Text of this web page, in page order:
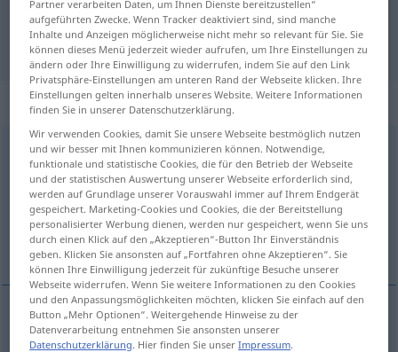
"Gässchen" Spanisch Übersetzung
„Gässchen“: Neutrum
Gässchen [ˈgɛsçən]n <Gässchens ;Gässchen>
Übersicht aller Übersetzungen
(Für mehr Details die Übersetzung anklicken/antippen)
callejuela
callejuelaf Gässchen
Partner verarbeiten Daten, um Ihnen Dienste bereitzustellen“
aufgeführten Zwecke. Wenn Tracker deaktiviert sind, sind manche
Inhalte und Anzeigen möglicherweise nicht mehr so relevant für Sie. Sie
können dieses Menü jederzeit wieder aufrufen, um Ihre Einstellungen zu
ändern oder Ihre Einwilligung zu widerrufen, indem Sie auf den Link
Privatsphäre-Einstellungen am unteren Rand der Webseite klicken. Ihre
Einstellungen gelten innerhalb unseres Website. Weitere Informationen
finden Sie in unserer Datenschutzerklärung.
Wir verwenden Cookies, damit Sie unsere Webseite bestmöglich nutzen
und wir besser mit Ihnen kommunizieren können. Notwendige,
funktionale und statistische Cookies, die für den Betrieb der Webseite
und der statistischen Auswertung unserer Webseite erforderlich sind,
werden auf Grundlage unserer Vorauswahl immer auf Ihrem Endgerät
gespeichert. Marketing-Cookies und Cookies, die der Bereitstellung
personalisierter Werbung dienen, werden nur gespeichert, wenn Sie uns
durch einen Klick auf den „Akzeptieren“-Button Ihr Einverständnis
geben. Klicken Sie ansonsten auf „Fortfahren ohne Akzeptieren“. Sie
können Ihre Einwilligung jederzeit für zukünftige Besuche unserer
Webseite widerrufen. Wenn Sie weitere Informationen zu den Cookies
und den Anpassungsmöglichkeiten möchten, klicken Sie einfach auf den
Button „Mehr Optionen“. Weitergehende Hinweise zu der
Datenverarbeitung entnehmen Sie ansonsten unserer
Datenschutzerklärung. Hier finden Sie unserImpressum.